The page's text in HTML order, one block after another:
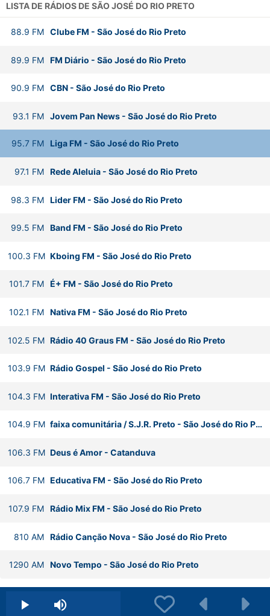
LISTA DE RÁDIOS DE SÃO JOSÉ DO RIO PRETO
88.9 FM Clube FM - São José do Rio Preto
89.9 FM FM Diário - São José do Rio Preto
90.9 FM CBN- São José do Rio Preto
93.1 FM Jovem Pan News- São José do Rio Preto
95.7 FM Liga FM - São José do Rio Preto
97.1 FM Rede Aleluia- São José do Rio Preto
98.3 FM Lider FM - São José do Rio Preto
99.5 FM Band FM - São José do Rio Preto
100.3 FM Kboing FM - São José do Rio Preto
101.7 FM É+ FM - São José do Rio Preto
102.1 FM Nativa FM - São José do Rio Preto
102.5 FM Rádio 40 Graus FM - São José do Rio Preto
103.9 FM Rádio Gospel - São José do Rio Preto
104.3 FM Interativa FM - São José do Rio Preto
104.9 FM faixa comunitária / S.J.R. Preto - São José do Rio Preto
106.3 FM Deus é Amor- Catanduva
106.7 FM Educativa FM - São José do Rio Preto
107.9 FM Rádio Mix FM - São José do Rio Preto
810 AM Rádio Canção Nova- São José do Rio Preto
1290 AM Novo Tempo - São José do Rio Preto
Play Mute